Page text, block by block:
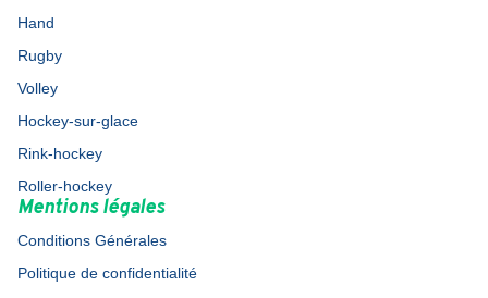
Hand
Rugby
Volley
Hockey-sur-glace
Rink-hockey
Roller-hockey
Mentions légales
Conditions Générales
Politique de confidentialité